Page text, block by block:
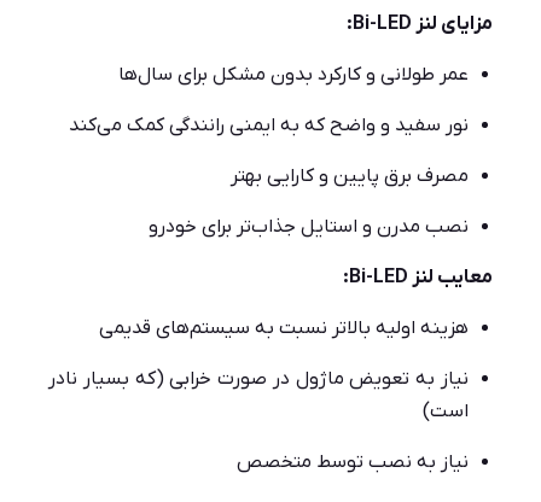
مزایای لنز Bi-LED:
عمر طولانی و کارکرد بدون مشکل برای سال‌ها
نور سفید و واضح که به ایمنی رانندگی کمک می‌کند
مصرف برق پایین و کارایی بهتر
نصب مدرن و استایل جذاب‌تر برای خودرو
معایب لنز Bi-LED:
هزینه اولیه بالاتر نسبت به سیستم‌های قدیمی
نیاز به تعویض ماژول در صورت خرابی (که بسیار نادر
است)
نیاز به نصب توسط متخصص